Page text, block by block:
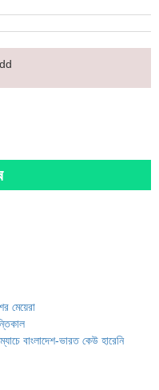
মেয়েরা
বাংলাদেশ-ভারত কেউ হারেনি